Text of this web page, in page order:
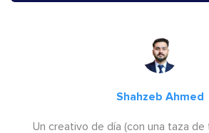
Shahzeb Ahmed
Un creativo de día (con una taza de